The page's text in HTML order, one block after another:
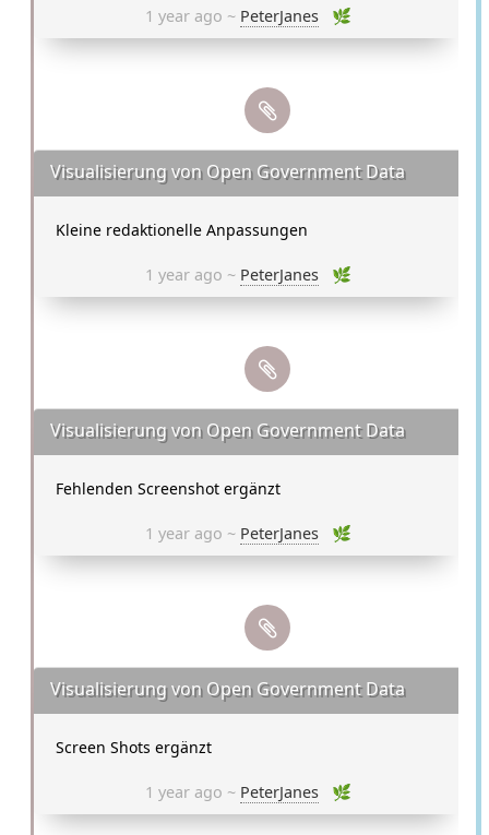
1 year ago ~ PeterJanes 🌿
Visualisierung von Open Government Data
Kleine redaktionelle Anpassungen
1 year ago ~ PeterJanes 🌿
Visualisierung von Open Government Data
Fehlenden Screenshot ergänzt
1 year ago ~ PeterJanes 🌿
Visualisierung von Open Government Data
Screen Shots ergänzt
1 year ago ~ PeterJanes 🌿